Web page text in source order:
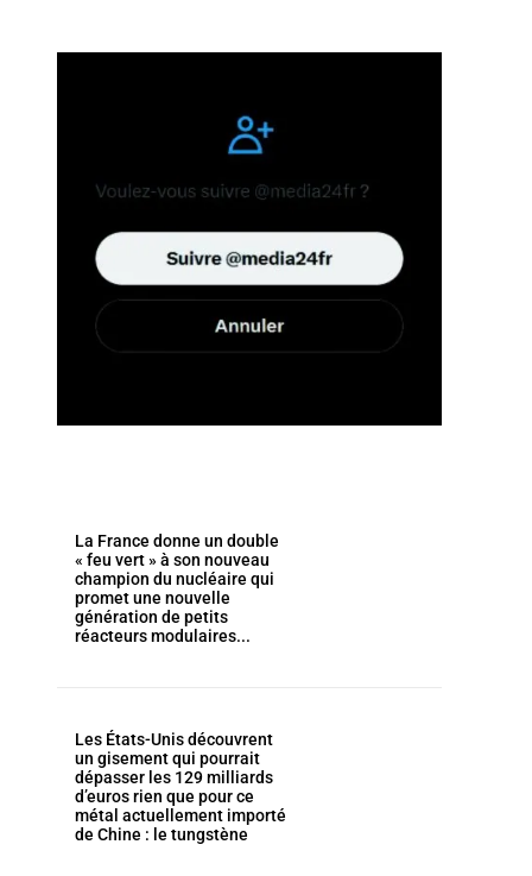
La France donne un double
« feu vert » à son nouveau
champion du nucléaire qui
promet une nouvelle
génération de petits
réacteurs modulaires...
Les États-Unis découvrent
un gisement qui pourrait
dépasser les 129 milliards
d’euros rien que pour ce
métal actuellement importé
de Chine : le tungstène